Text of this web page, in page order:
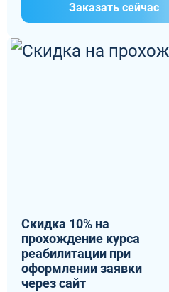
Заказать сейчас
Скидка 10% на
прохождение курса
реабилитации при
оформлении заявки
через сайт